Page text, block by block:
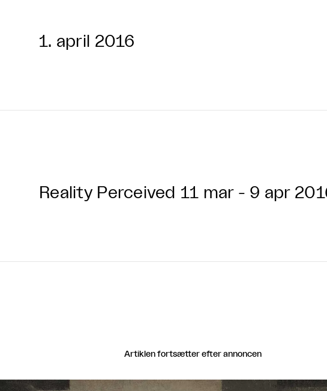
1. april 2016
Reality Perceived 11 mar - 9 apr
Artiklen fortsætter efter annoncen